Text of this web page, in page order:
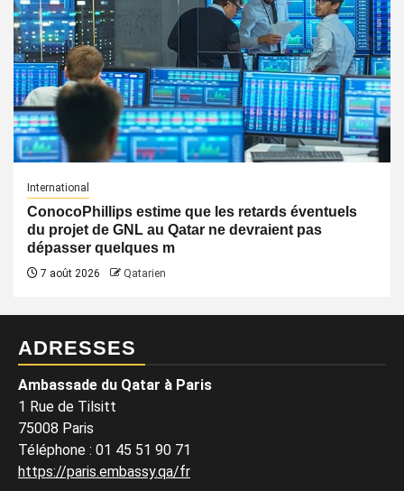
International
ConocoPhillips estime que les retards éventuels
du projet de GNL au Qatar ne devraient pas
dépasser quelques m
7 août 2026 Qatarien
ADRESSES
Ambassade du Qatar à Paris
1 Rue de Tilsitt
75008 Paris
Téléphone : 01 45 51 90 71
https://paris.embassy.qa/fr